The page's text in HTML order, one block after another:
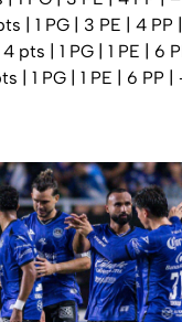
| 1 PG | 3 PE | 4 PP
pts | 1 PG | 1 PE | 6
| 1 PG | 1 PE | 6 PP |